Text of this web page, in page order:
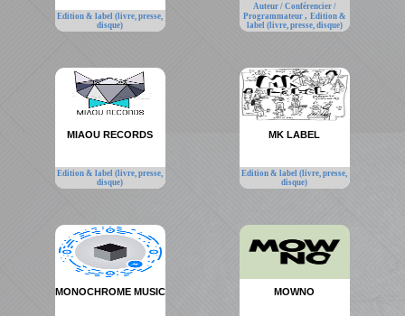
Edition & label (livre, presse,
disque)
Auteur / Conférencier /
Programmateur , Edition &
label (livre, presse, disque)
MIAOU RECORDS
Edition & label (livre, presse,
disque)
MK LABEL
Edition & label (livre, presse,
disque)
MONOCHROME MUSIC MOWNO